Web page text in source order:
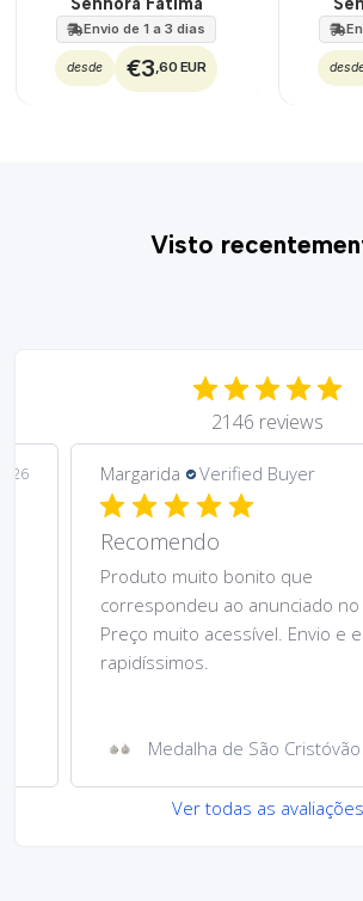
Envio de 1 a 3 dias
desde €3,60 EUR
Visto
2146 reviews
26 Margarida Verified Buyer
Recomendo
Produto muito bonito que
correspondeu ao anunciado no
Preço muito acessível. Envio e
rapidíssimos.
Medalha de São Cristóvão
Ver todas as avaliações